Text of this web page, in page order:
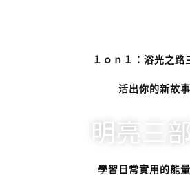
１ｏｎ１：浴光之路
活出你的新故事
明亮三
學習日常實用的能